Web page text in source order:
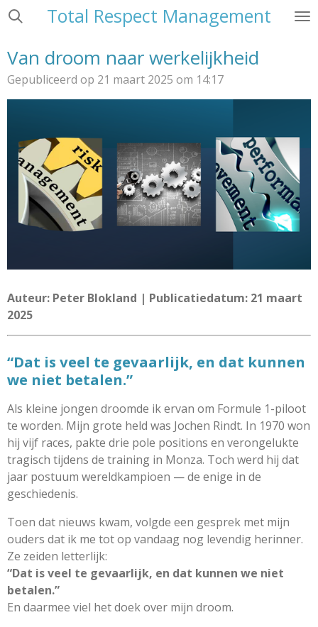
Ga
de
hoofdinhoud
Total Respect Management
Van droom naar werkelijkheid
Gepubliceerd op 21 maart 2025 om 14:17
Auteur: Peter Blokland | Publicatiedatum: 21 maart
2025
“Dat is veel te gevaarlijk, en dat kunnen
we niet betalen.”
Als kleine jongen droomde ik ervan om Formule 1-piloot
te worden. Mijn grote held was Jochen Rindt. In 1970 won
hij vijf races, pakte drie pole positions en verongelukte
tragisch tijdens de training in Monza. Toch werd hij dat
jaar postuum wereldkampioen — de enige in de
geschiedenis.
Toen dat nieuws kwam, volgde een gesprek met mijn
ouders dat ik me tot op vandaag nog levendig herinner.
Ze zeiden letterlijk:
“Dat is veel te gevaarlijk, en dat kunnen we niet
betalen.”
En daarmee viel het doek over mijn droom.